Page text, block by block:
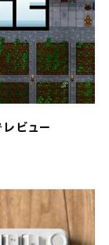
ビュー